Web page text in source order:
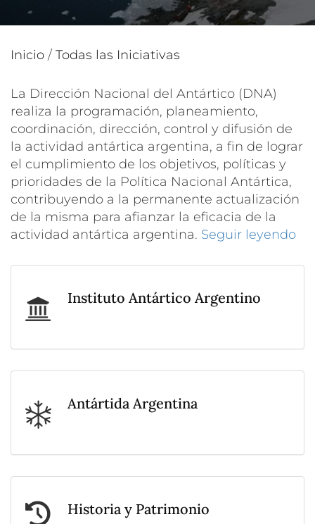
Inicio / Todas las Iniciativas
La Dirección Nacional del Antártico (DNA)
realiza la programación, planeamiento,
coordinación, dirección, control y difusión de
la actividad antártica argentina, a fin de lograr
el cumplimiento de los objetivos, políticas y
prioridades de la Política Nacional Antártica,
contribuyendo a la permanente actualización
de la misma para afianzar la eficacia de la
actividad antártica argentina. Seguir leyendo
Instituto Antártico Argentino
Antártida Argentina
Historia y Patrimonio